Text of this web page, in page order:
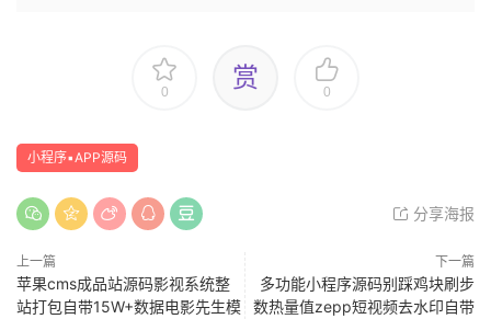
0 赏 0
小程序▪APP源码
分享海报
上一篇
苹果cms成品站源码影视系统整
站打包自带15W+数据电影先生模
下一篇
多功能小程序源码别踩鸡块刷步
数热量值zepp短视频去水印自带